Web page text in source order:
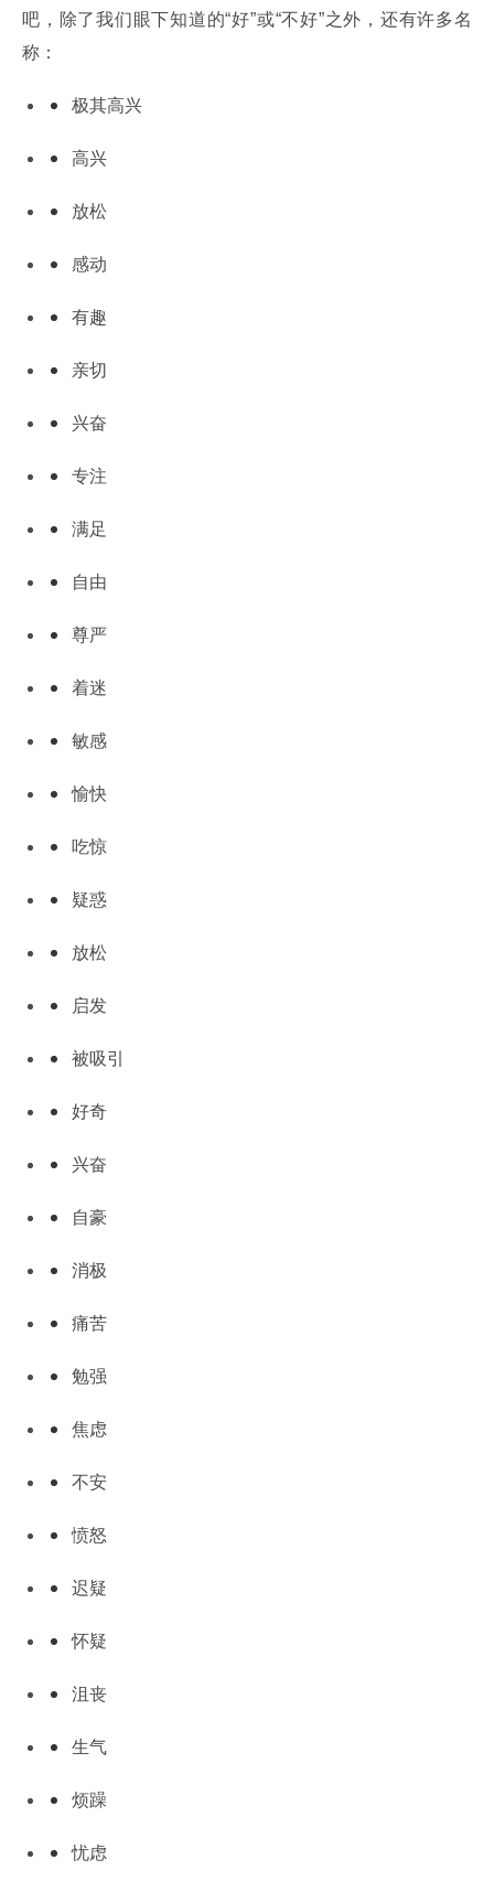
吧，除了我们眼下知道的“好”或“不好”之外，还有许多名
称：
极其高兴
高兴
放松
感动
有趣
亲切
兴奋
专注
满足
自由
尊严
着迷
敏感
愉快
吃惊
疑惑
放松
启发
被吸引
好奇
兴奋
自豪
消极
痛苦
勉强
焦虑
不安
愤怒
迟疑
怀疑
沮丧
生气
烦躁
忧虑